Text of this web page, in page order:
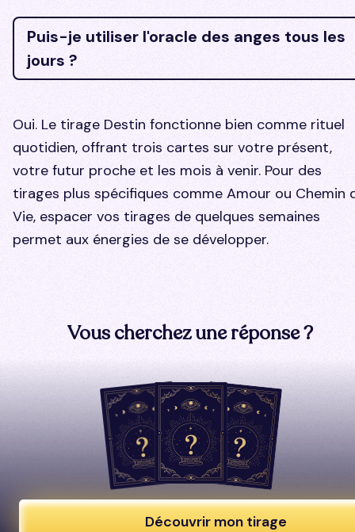
Puis-je utiliser l'oracle des anges tous les
jours ?
Oui. Le tirage Destin fonctionne bien comme rituel
quotidien, offrant trois cartes sur votre présent,
votre futur proche et les mois à venir. Pour des
tirages plus spécifiques comme Amour ou Chemin
Vie, espacer vos tirages de quelques semaines
permet aux énergies de se développer.
Vous cherchez une réponse ?
Découvrir mon tirage